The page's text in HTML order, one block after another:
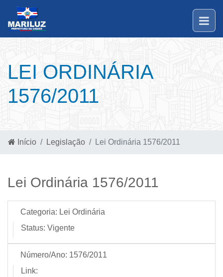
LEI ORDINÁRIA
1576/2011
Início Legislação Lei Ordinária 1576/2011
Lei Ordinária 1576/2011
Categoria: Lei Ordinária
Status: Vigente
Número/Ano: 1576/2011
Link: